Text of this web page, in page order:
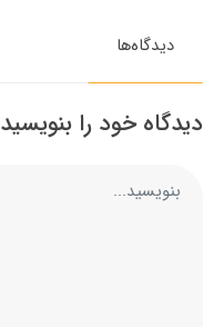
دیدگاه‌ها
دیدگاه خود را بنویسید